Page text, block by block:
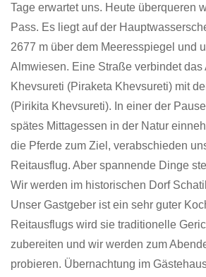
Tage erwartet uns. Heute überqueren
Pass. Es liegt auf der
2677 m über dem Meeresspiegel und
Almwiesen. Eine Straße verbindet das
Khevsureti (Piraketa Khevsureti) mit
(Pirikita Khevsureti). In einer der
spätes Mittagessen in der Natur
die Pferde zum Ziel, verabschieden
Reitausflug. Aber spannende Dinge
Wir werden im historischen Dorf
Unser Gastgeber ist ein sehr guter
Reitausflugs wird sie traditionelle
zubereiten und wir werden zum
probieren. Übernachtung im